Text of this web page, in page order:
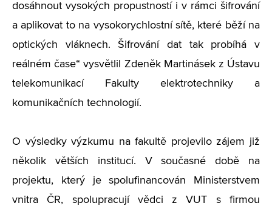
dosáhnout vysokých propustností i v rámci šifrování
a aplikovat to na vysokorychlostní sítě, které běží na
optických vláknech. Šifrování dat tak probíhá v
reálném čase“ vysvětlil Zdeněk Martinásek z Ústavu
telekomunikací Fakulty elektrotechniky a
komunikačních technologií.
O výsledky výzkumu na fakultě projevilo zájem již
několik větších institucí. V současné době na
projektu, který je spolufinancován Ministerstvem
vnitra ČR, spolupracují vědci z VUT s firmou